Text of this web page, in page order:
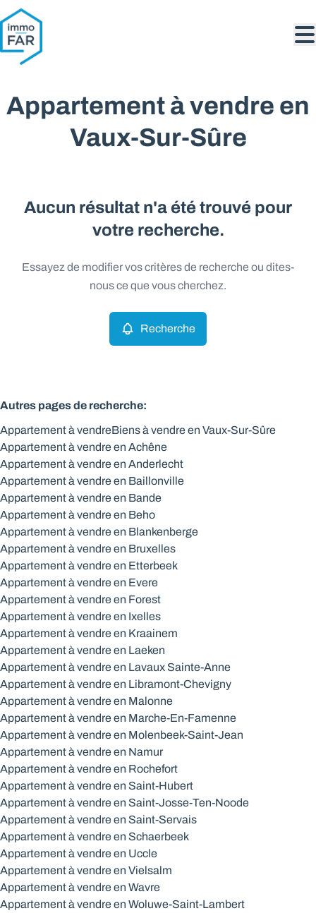
Aller au contenu principal
Appartement à vendre en
Vaux-Sur-Sûre
Aucun résultat n'a été trouvé pour
votre recherche.
Essayez de modifier vos critères de recherche ou dites-
nous ce que vous cherchez.
Recherche
Autres pages de recherche:
Appartement à vendreBiens à vendre en Vaux-Sur-Sûre
Appartement à vendre en Achêne
Appartement à vendre en Anderlecht
Appartement à vendre en Baillonville
Appartement à vendre en Bande
Appartement à vendre en Beho
Appartement à vendre en Blankenberge
Appartement à vendre en Bruxelles
Appartement à vendre en Etterbeek
Appartement à vendre en Evere
Appartement à vendre en Forest
Appartement à vendre en Ixelles
Appartement à vendre en Kraainem
Appartement à vendre en Laeken
Appartement à vendre en Lavaux Sainte-Anne
Appartement à vendre en Libramont-Chevigny
Appartement à vendre en Malonne
Appartement à vendre en Marche-En-Famenne
Appartement à vendre en Molenbeek-Saint-Jean
Appartement à vendre en Namur
Appartement à vendre en Rochefort
Appartement à vendre en Saint-Hubert
Appartement à vendre en Saint-Josse-Ten-Noode
Appartement à vendre en Saint-Servais
Appartement à vendre en Schaerbeek
Appartement à vendre en Uccle
Appartement à vendre en Vielsalm
Appartement à vendre en Wavre
Appartement à vendre en Woluwe-Saint-Lambert